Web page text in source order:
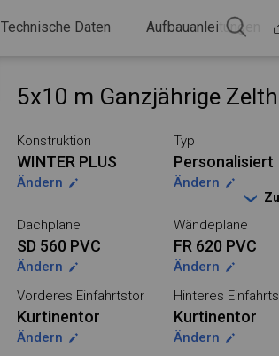
Technische Daten Aufbauanleitungen
5x10 m Ganzjährige
Konstruktion
WINTER PLUS
Ändern
Typ
Personalisiert
Ändern
Dachplane
SD 560 PVC
Ändern
Wändeplane
FR 620 PVC
Ändern
Vorderes Einfahrtstor
Kurtinentor
Ändern
Hinteres
Kurtinentor
Ändern